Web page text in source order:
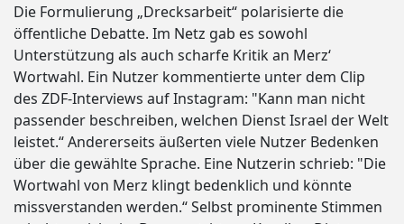
Die Formulierung „Drecksarbeit“ polarisierte die
öffentliche Debatte. Im Netz gab es sowohl
Unterstützung als auch scharfe Kritik an Merz‘
Wortwahl. Ein Nutzer kommentierte unter dem Clip
des ZDF-Interviews auf Instagram: "Kann man nicht
passender beschreiben, welchen Dienst Israel der Welt
leistet.“ Andererseits äußerten viele Nutzer Bedenken
über die gewählte Sprache. Eine Nutzerin schrieb: "Die
Wortwahl von Merz klingt bedenklich und könnte
missverstanden werden.“ Selbst prominente Stimmen